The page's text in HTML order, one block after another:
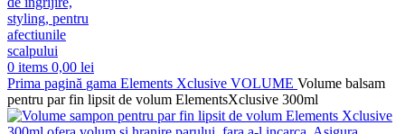
0 items 0,00 lei
Prima pagină gama Elements Xclusive VOLUME Volume balsam
pentru par fin lipsit de volum ElementsXclusive 300ml